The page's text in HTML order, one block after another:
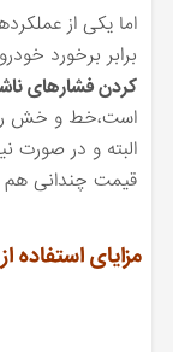
اما یکی از
برابر برخورد
کردن فشارهای
است،خط و خش
البته و در صورت
قیمت چندانی هم
مزایای استفاده